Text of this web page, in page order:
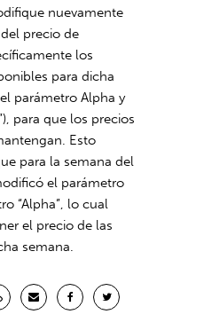
nuevamente
precio de
los
para dicha
parámetro Alpha y
para que los precios
Esto
para la semana del
el parámetro
“Alpha”, lo cual
el precio de las
semana.